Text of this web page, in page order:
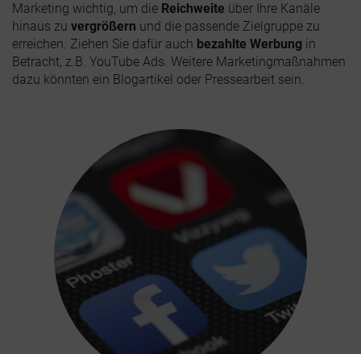
Marketing wichtig, um die Reichweite über Ihre Kanäle
hinaus zu vergrößern und die passende Zielgruppe zu
erreichen. Ziehen Sie dafür auch bezahlte Werbung in
Betracht, z.B. YouTube Ads. Weitere Marketingmaßnahmen
dazu könnten ein Blogartikel oder Pressearbeit sein.